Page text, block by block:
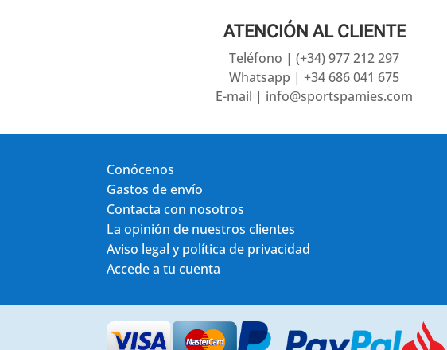
ATENCIÓN AL CLIENTE
Teléfono | (+34) 977 212 297
Whatsapp | +34 686 041 675
E-mail | info@sportspamies.com
Conócenos
Gastos de envío
Contacta con nosotros
La opinión de nuestros clientes
Aviso legal y política de privacidad
Accede a tu cuenta